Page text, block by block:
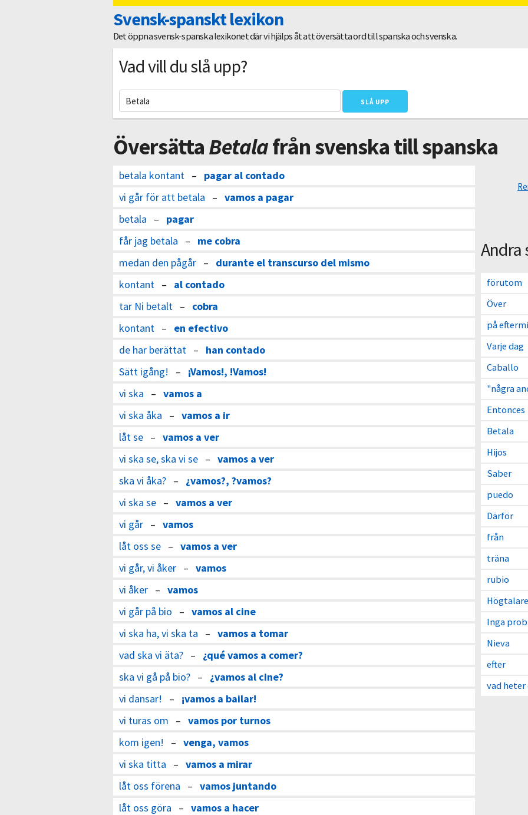
Svensk-spanskt lexikon
Det öppna svensk-spanska lexikonet där vi hjälps åt att översätta ord till spanska och svenska.
Vad vill du slå upp?
ÖversättaBetalafrån svenska till spanska
Andra
förutom
Över
på
Varje dag
Caballo
"några
Entonces
Betala
Hijos
Saber
puedo
Därför
från
träna
rubio
Högtalare
Inga
Nieva
efter
vad heter
betala kontant – pagar al contado
vi går för att betala – vamos a pagar
betala – pagar
får jag betala – me cobra
medan den pågår – durante el transcurso del mismo
kontant – al contado
tar Ni betalt – cobra
kontant – en efectivo
de har berättat – han contado
Sätt igång! – ¡Vamos!, !Vamos!
vi ska – vamos a
vi ska åka – vamos a ir
låt se – vamos a ver
vi ska se, ska vi se – vamos a ver
ska vi åka? – ¿vamos?, ?vamos?
vi ska se – vamos a ver
vi går – vamos
låt oss se – vamos a ver
vi går, vi åker – vamos
vi åker – vamos
vi går på bio – vamos al cine
vi ska ha, vi ska ta – vamos a tomar
vad ska vi äta? – ¿qué vamos a comer?
ska vi gå på bio? – ¿vamos al cine?
vi dansar! – ¡vamos a bailar!
vi turas om – vamos por turnos
kom igen! – venga, vamos
vi ska titta – vamos a mirar
låt oss förena – vamos juntando
låt oss göra – vamos a hacer